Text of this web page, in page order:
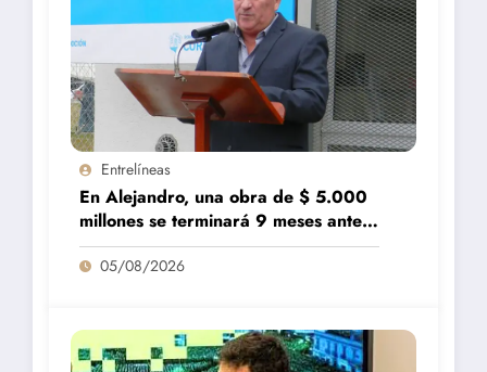
Entrelíneas
En Alejandro, una obra de $ 5.000
millones se terminará 9 meses antes
de lo previsto
05/08/2026